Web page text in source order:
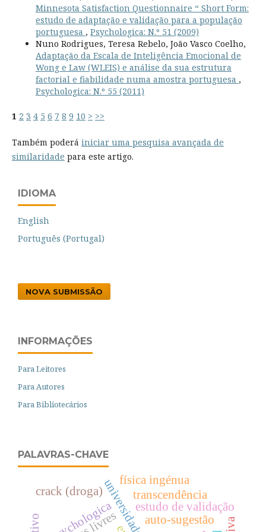
Minnesota Satisfaction Questionnaire “ Short Form:
estudo de adaptação e validação para a população
portuguesa , Psychologica: N.º 51 (2009)
Nuno Rodrigues, Teresa Rebelo, João Vasco Coelho,
Adaptação da Escala de Inteligência Emocional de
Wong e Law (WLEIS) e análise da sua estrutura
factorial e fiabilidade numa amostra portuguesa ,
Psychologica: N.º 55 (2011)
1 2 3 4 5 6 7 8 9 10 > >>
Também poderá iniciar uma pesquisa avançada de
similaridade para este artigo.
IDIOMA
English
Português (Portugal)
NOVA SUBMISSÃO
INFORMAÇÕES
Para Leitores
Para Autores
Para Bibliotecários
PALAVRAS-CHAVE
auto-sugestão
psychologica
crack (droga)
estudo de validação
transcendência
física ingénua